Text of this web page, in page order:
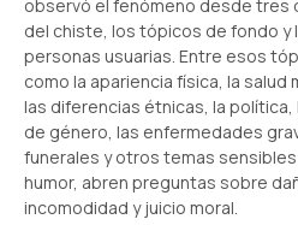
observó el fenómeno desde tres
del chiste, los tópicos de fondo y
personas usuarias. Entre esos
como la apariencia física, la
las diferencias étnicas, la
de género, las enfermedades
funerales y otros temas
humor, abren preguntas sobre
incomodidad y juicio moral.